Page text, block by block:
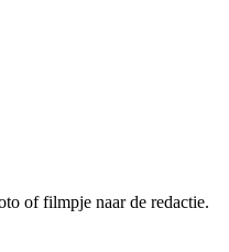
of filmpje naar de redactie.